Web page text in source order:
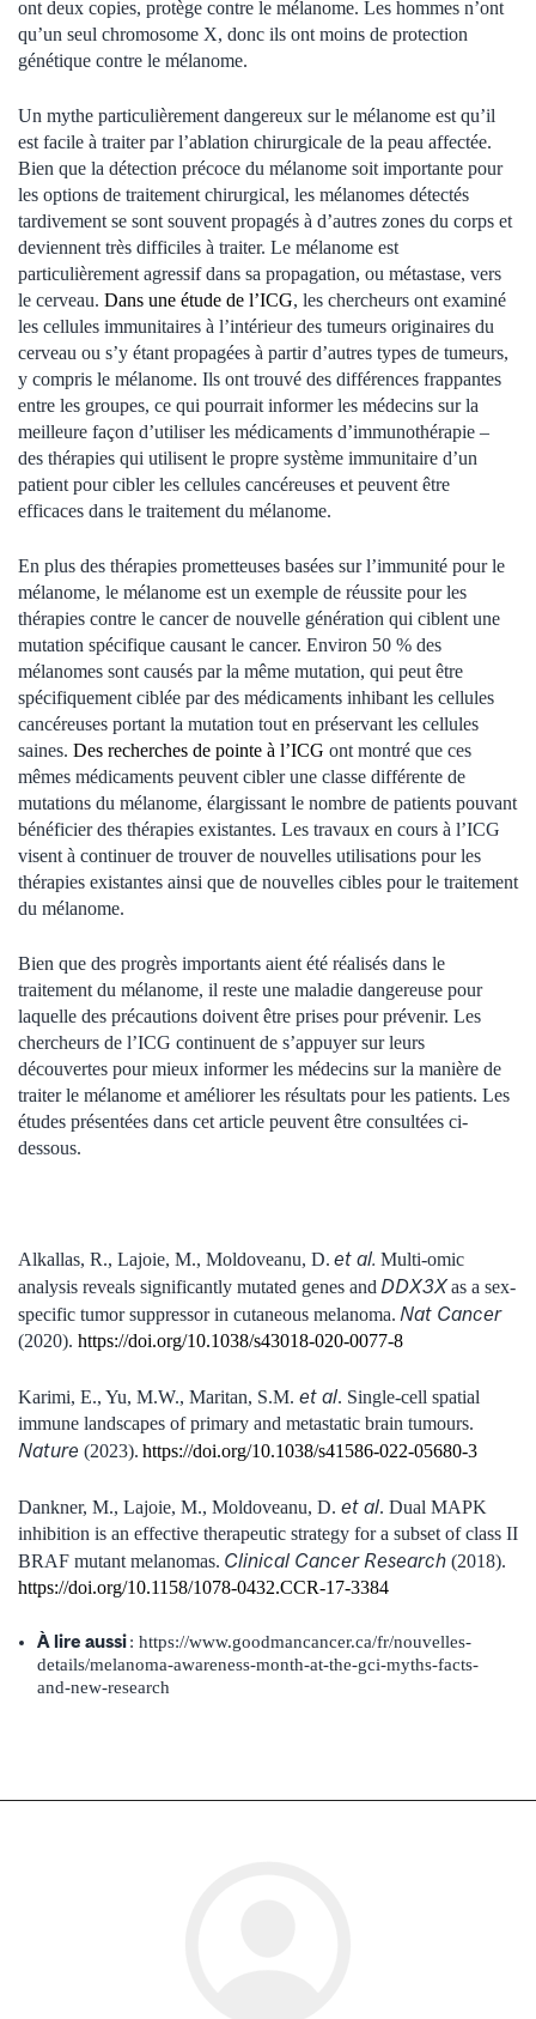
ont deux copies, protège contre le mélanome. Les hommes n’ont
qu’un seul chromosome X, donc ils ont moins de protection
génétique contre le mélanome.
Un mythe particulièrement dangereux sur le mélanome est qu’il
est facile à traiter par l’ablation chirurgicale de la peau affectée.
Bien que la détection précoce du mélanome soit importante pour
les options de traitement chirurgical, les mélanomes détectés
tardivement se sont souvent propagés à d’autres zones du corps et
deviennent très difficiles à traiter. Le mélanome est
particulièrement agressif dans sa propagation, ou métastase, vers
le cerveau. Dans une étude de l’ICG, les chercheurs ont examiné
les cellules immunitaires à l’intérieur des tumeurs originaires du
cerveau ou s’y étant propagées à partir d’autres types de tumeurs,
y compris le mélanome. Ils ont trouvé des différences frappantes
entre les groupes, ce qui pourrait informer les médecins sur la
meilleure façon d’utiliser les médicaments d’immunothérapie –
des thérapies qui utilisent le propre système immunitaire d’un
patient pour cibler les cellules cancéreuses et peuvent être
efficaces dans le traitement du mélanome.
En plus des thérapies prometteuses basées sur l’immunité pour le
mélanome, le mélanome est un exemple de réussite pour les
thérapies contre le cancer de nouvelle génération qui ciblent une
mutation spécifique causant le cancer. Environ 50 % des
mélanomes sont causés par la même mutation, qui peut être
spécifiquement ciblée par des médicaments inhibant les cellules
cancéreuses portant la mutation tout en préservant les cellules
saines. Des recherches de pointe à l’ICG ont montré que ces
mêmes médicaments peuvent cibler une classe différente de
mutations du mélanome, élargissant le nombre de patients pouvant
bénéficier des thérapies existantes. Les travaux en cours à l’ICG
visent à continuer de trouver de nouvelles utilisations pour les
thérapies existantes ainsi que de nouvelles cibles pour le traitement
du mélanome.
Bien que des progrès importants aient été réalisés dans le
traitement du mélanome, il reste une maladie dangereuse pour
laquelle des précautions doivent être prises pour prévenir. Les
chercheurs de l’ICG continuent de s’appuyer sur leurs
découvertes pour mieux informer les médecins sur la manière de
traiter le mélanome et améliorer les résultats pour les patients. Les
études présentées dans cet article peuvent être consultées ci-
dessous.
Alkallas, R., Lajoie, M., Moldoveanu, D. et al. Multi-omic
analysis reveals significantly mutated genes and DDX3Xas a sex-
specific tumor suppressor in cutaneous melanoma. Nat Cancer
(2020). https://doi.org/10.1038/s43018-020-0077-8
Karimi, E., Yu, M.W., Maritan, S.M. et al. Single-cell spatial
immune landscapes of primary and metastatic brain tumours.
Nature (2023). https://doi.org/10.1038/s41586-022-05680-3
Dankner, M., Lajoie, M., Moldoveanu, D. et al. Dual MAPK
inhibition is an effective therapeutic strategy for a subset of class II
BRAF mutant melanomas. Clinical Cancer Research (2018).
https://doi.org/10.1158/1078-0432.CCR-17-3384
À lire aussi: https://www.goodmancancer.ca/fr/nouvelles-
details/melanoma-awareness-month-at-the-gci-myths-facts-
and-new-research